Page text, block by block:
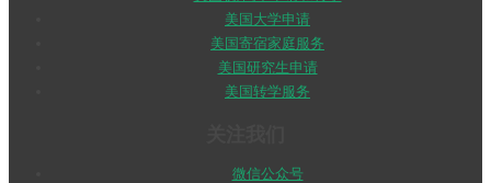
美国大学申请
美国寄宿家庭服务
美国研究生申请
美国转学服务
微信公众号